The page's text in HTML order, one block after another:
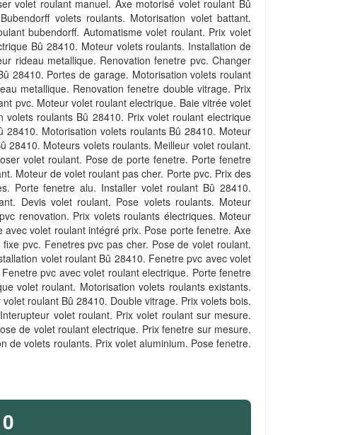
volet roulant manuel. Axe motorisé volet roulant Bû
volets roulants. Motorisation volet battant.
bubendorff. Automatisme volet roulant. Prix volet
Bû 28410. Moteur volets roulants. Installation de
rideau metallique. Renovation fenetre pvc. Changer
28410. Portes de garage. Motorisation volets roulant
metallique. Renovation fenetre double vitrage. Prix
pvc. Moteur volet roulant electrique. Baie vitrée volet
roulants Bû 28410. Prix volet roulant electrique
Motorisation volets roulants Bû 28410. Moteur
28410. Moteurs volets roulants. Meilleur volet roulant.
volet roulant. Pose de porte fenetre. Porte fenetre
Moteur de volet roulant pas cher. Porte pvc. Prix des
Porte fenetre alu. Installer volet roulant Bû 28410.
Devis volet roulant. Pose volets roulants. Moteur
renovation. Prix volets roulants électriques. Moteur
volet roulant intégré prix. Pose porte fenetre. Axe
pvc. Fenetres pvc pas cher. Pose de volet roulant.
volet roulant Bû 28410. Fenetre pvc avec volet
pvc avec volet roulant electrique. Porte fenetre
volet roulant. Motorisation volets roulants existants.
roulant Bû 28410. Double vitrage. Prix volets bois.
volet roulant. Prix volet roulant sur mesure.
de volet roulant electrique. Prix fenetre sur mesure.
de volets roulants. Prix volet aluminium. Pose fenetre.